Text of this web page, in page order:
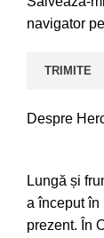
navigator
Despre
Lungă și
a început în
prezent. În